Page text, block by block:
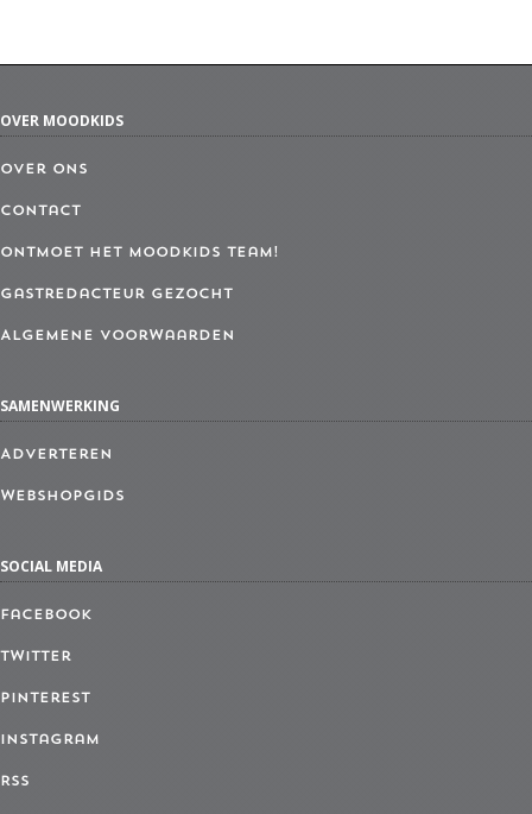
OVER MOODKIDS
Over ons
Contact
Ontmoet het MoodKids Team!
Gastredacteur gezocht
Algemene Voorwaarden
SAMENWERKING
Adverteren
Webshopgids
SOCIAL MEDIA
Facebook
Twitter
Pinterest
Instagram
RSS